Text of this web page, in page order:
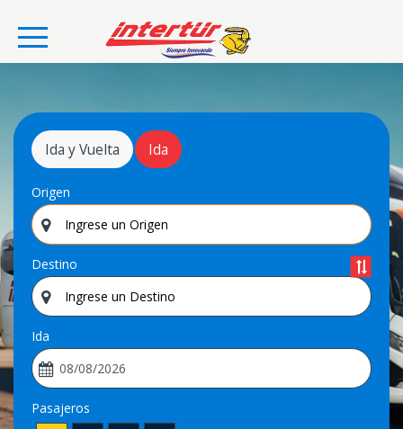
Ida y Vuelta Ida
Origen
Destino
Ida
Pasajeros